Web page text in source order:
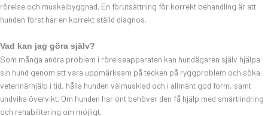
rörelse och muskelbyggnad. En förutsättning för korrekt behandling är att
hunden först har en korrekt ställd diagnos.
Vad kan jag göra själv?
Som många andra problem i rörelseapparaten kan hundägaren själv hjälpa
sin hund genom att vara uppmärksam på tecken på ryggproblem och söka
veterinärhjälp i tid, hålla hunden välmusklad och i allmänt god form, samt
undvika övervikt. Om hunden har ont behöver den få hjälp med smärtlindring
och rehabilitering om möjligt.